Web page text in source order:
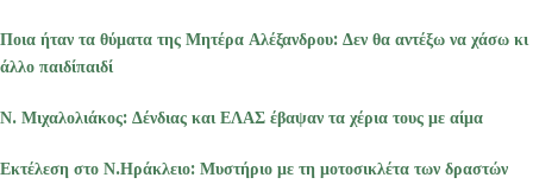
Ποια ήταν τα θύματα της Μητέρα Αλέξανδρου: Δεν θα αντέξω να χάσω κι
άλλο παιδίπαιδί
Ν. Μιχαλολιάκος: Δένδιας και ΕΛΑΣ έβαψαν τα χέρια τους με αίμα
Εκτέλεση στο Ν.Ηράκλειο: Μυστήριο με τη μοτοσικλέτα των δραστών